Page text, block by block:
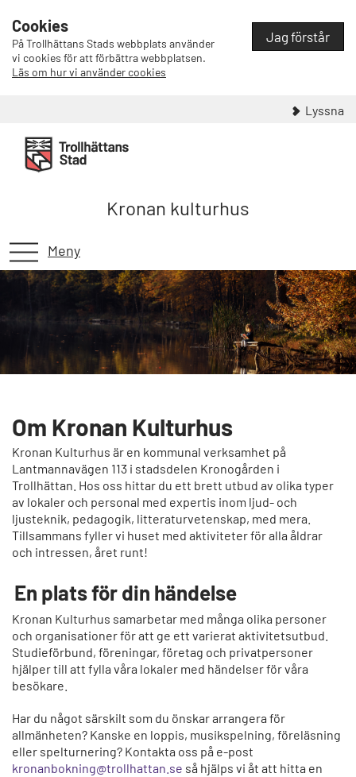
Cookies
På Trollhättans Stads webbplats använder
vi cookies för att förbättra webbplatsen.
Läs om hur vi använder cookies
Jag förstår
Lyssna
Kronan kulturhus
Meny
Om Kronan Kulturhus
Kronan Kulturhus är en kommunal verksamhet på
Lantmannavägen 113 i stadsdelen Kronogården i
Trollhättan. Hos oss hittar du ett brett utbud av olika typer
av lokaler och personal med expertis inom ljud- och
ljusteknik, pedagogik, litteraturvetenskap, med mera.
Tillsammans fyller vi huset med aktiviteter för alla åldrar
och intressen, året runt!
En plats för din händelse
Kronan Kulturhus samarbetar med många olika personer
och organisationer för att ge ett varierat aktivitetsutbud.
Studieförbund, föreningar, företag och privatpersoner
hjälper till att fylla våra lokaler med händelser för våra
besökare.
Har du något särskilt som du önskar arrangera för
allmänheten? Kanske en loppis, musikspelning, föreläsning
eller spelturnering? Kontakta oss på e-post
kronanbokning@trollhattan.se så hjälps vi åt att hitta en